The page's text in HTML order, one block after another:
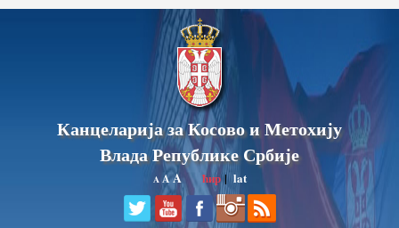
Канцеларија за Косово и Метохију
Влада Републике Србије
A AA ћир|lat